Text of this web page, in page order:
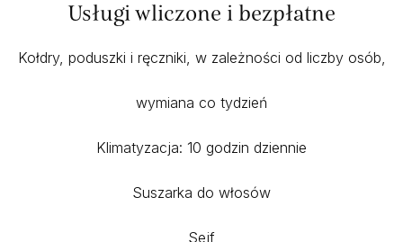
Usługi wliczone i bezpłatne
Kołdry, poduszki i ręczniki, w zależności od liczby osób,
wymiana co tydzień
Klimatyzacja: 10 godzin dziennie
Suszarka do włosów
Sejf